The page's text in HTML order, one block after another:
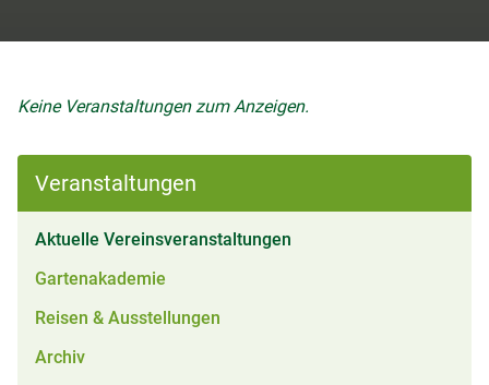
Veranstaltungen
Aktuelle Vereinsveranstaltungen
Gartenakademie
Reisen & Ausstellungen
Archiv
Keine Veranstaltungen zum Anzeigen.